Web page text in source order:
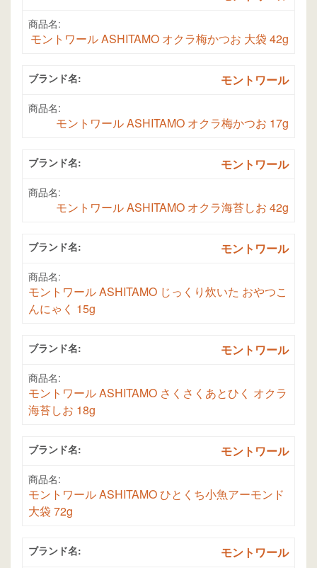
商品名:
モントワール ASHITAMO オクラ梅かつお 大袋 42g
ブランド名: モントワール
商品名:
モントワール ASHITAMO オクラ梅かつお 17g
ブランド名: モントワール
商品名:
モントワール ASHITAMO オクラ海苔しお 42g
ブランド名: モントワール
商品名:
モントワール ASHITAMO じっくり炊いた おやつこ
んにゃく 15g
ブランド名: モントワール
商品名:
モントワール ASHITAMO さくさくあとひく オクラ
海苔しお 18g
ブランド名: モントワール
商品名:
モントワール ASHITAMO ひとくち小魚アーモンド
大袋 72g
ブランド名: モントワール